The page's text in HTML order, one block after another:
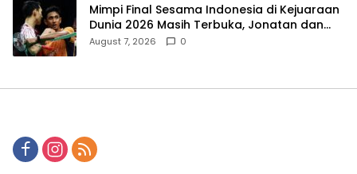
Mimpi Final Sesama Indonesia di Kejuaraan
Dunia 2026 Masih Terbuka, Jonatan dan
Alwi Berada di Jalur Berbeda
August 7, 2026 0